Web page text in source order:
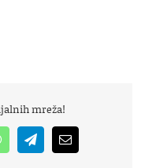
mreža!
TelegramEmail